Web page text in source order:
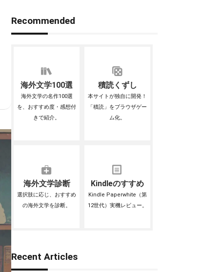
Recommended
海外文学100選
海外文学の名作100選
を、おすすめ度・感想付
きで紹介。
積読くずし
本サイトが独自に開発！
「積読」をブラウザゲー
ム化。
海外文学診断
選択肢に応じ、おすすめ
の海外文学を診断。
Kindleのすすめ
Kindle Paperwhite（第
12世代）実機レビュー。
Recent Articles